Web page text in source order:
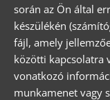
során az Ön által
készülékén
fájl, amely
közötti kapcsolatra
vonatkozó
munkamenet vagy